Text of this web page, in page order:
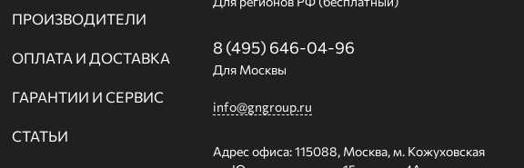
ПРОИЗВОДИТЕЛИ
ОПЛАТА И ДОСТАВКА
ГАРАНТИИ И СЕРВИС
СТАТЬИ
8 (495) 646-04-96
Для Москвы
info@gngroup.ru
Адрес офиса: 115088, Москва, м. Кожуховская